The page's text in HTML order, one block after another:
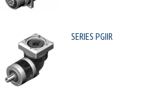
SERIES PGIIR